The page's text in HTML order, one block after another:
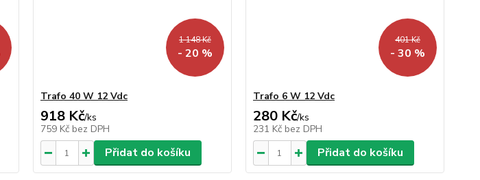
1 148 Kč
- 20 %
Trafo 40 W 12 Vdc
918 Kč/ks
759 Kč bez DPH
Přidat do košíku
401 Kč
- 30 %
Trafo 6 W 12 Vdc
280 Kč/ks
231 Kč bez DPH
Přidat do košíku